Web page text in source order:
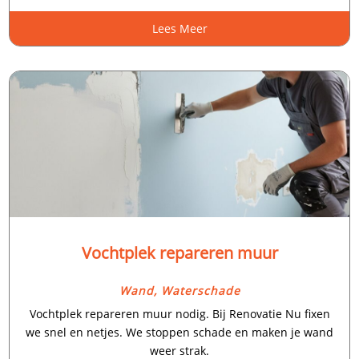
Lees Meer
Vochtplek repareren muur
Wand, Waterschade
Vochtplek repareren muur nodig.​ Bij Renovatie Nu fixen
we snel en netjes.​ We stoppen schade en maken je wand
weer strak.​